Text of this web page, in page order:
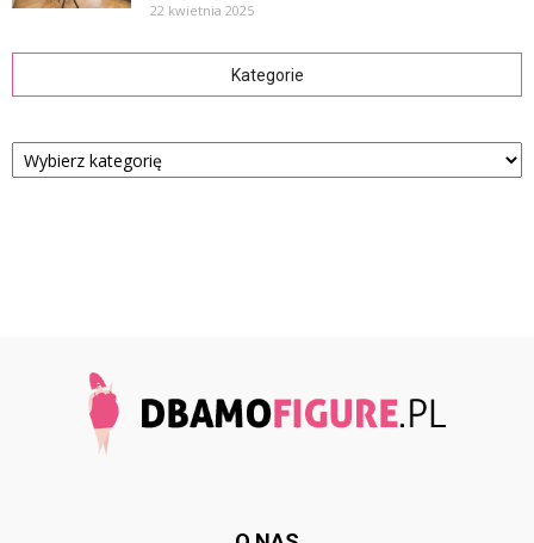
22 kwietnia 2025
Kategorie
Kategorie